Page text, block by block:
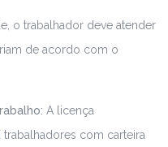
o trabalhador deve atender
de acordo com o
A licença
trabalhadores com carteira